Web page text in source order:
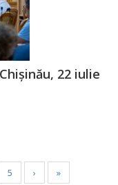
22 iulie
5 › »